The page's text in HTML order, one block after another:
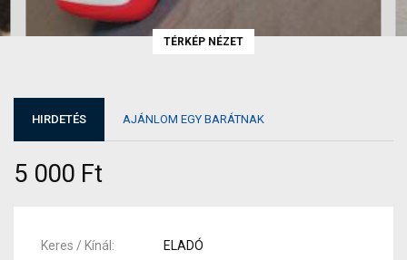
TÉRKÉP NÉZET
HIRDETÉS AJÁNLOM EGY BARÁTNAK
5 000 Ft
Keres / Kínál
ELADÓ